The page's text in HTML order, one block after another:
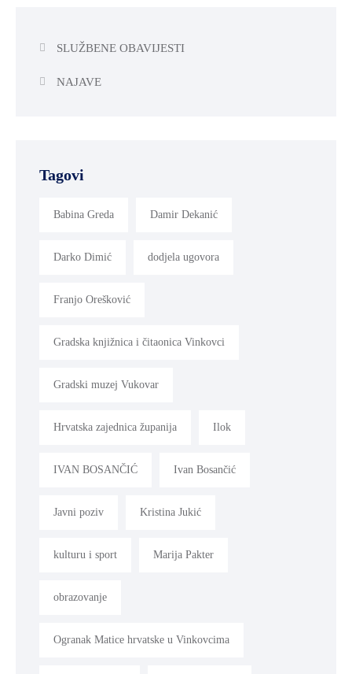
SLUŽBENE OBAVIJESTI
NAJAVE
Tagovi
Babina Greda Damir Dekanić
Darko Dimić dodjela ugovora
Franjo Orešković
Gradska knjižnica i čitaonica Vinkovci
Gradski muzej Vukovar
Hrvatska zajednica županija Ilok
IVAN BOSANČIĆ Ivan Bosančić
Javni poziv Kristina Jukić
kulturu i sport Marija Pakter
obrazovanje
Ogranak Matice hrvatske u Vinkovcima